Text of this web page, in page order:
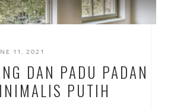
11, 2021
DAN PADU PADAN
PUTIH